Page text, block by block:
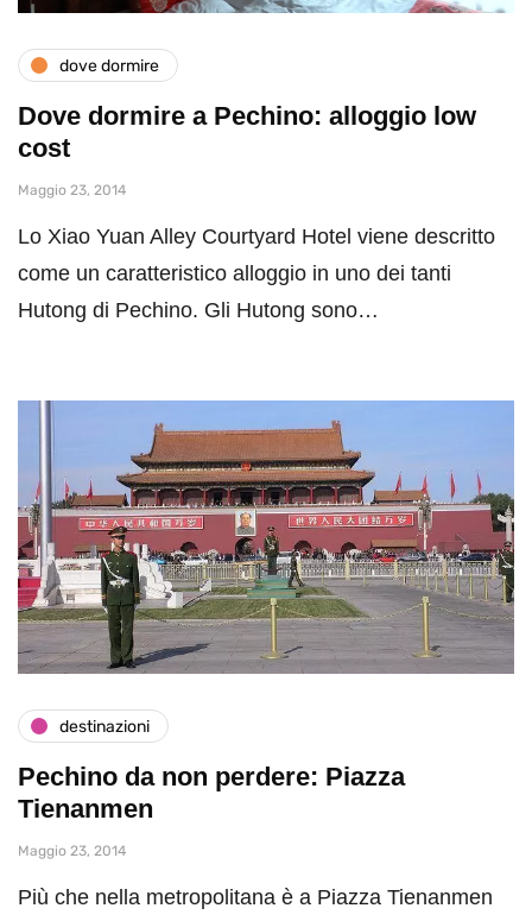
dove dormire
Dove dormire a Pechino: alloggio low
cost
Maggio 23, 2014
Lo Xiao Yuan Alley Courtyard Hotel viene descritto
come un caratteristico alloggio in uno dei tanti
Hutong di Pechino. Gli Hutong sono…
destinazioni
Pechino da non perdere: Piazza
Tienanmen
Maggio 23, 2014
Più che nella metropolitana è a Piazza Tienanmen